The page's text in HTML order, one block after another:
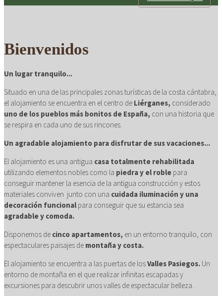
con mimo
CONFORTABLE
ambientes cálidos y
relajados
Bienvenidos
Un lugar tranquilo...
Situado en una de las principales zonas turísticas de la costa cántabra,
el alojamiento se encuentra en el centro de Liérganes, considerado
uno de los pueblos más bonitos de España, con una historia que
se respira en cada uno de sus rincones.
Un agradable alojamiento para disfrutar de sus vacaciones...
El alojamiento es una antigua casa totalmente rehabilitada
utilizando elementos nobles como la piedra y el roble para
conseguir mantener la esencia de la antigua construcción y estos
materiales conviven junto con una cuidada iluminación y una
decoración funcional para conseguir que su estancia sea
agradable y comoda.
Disponemos de cinco apartamentos, en un entorno tranquilo, con
espectaculares paisajes de montaña y costa.
El alojamiento se encuentra a las puertas de losValles Pasiegos. Un
entorno de montaña en el que realizar infinitas escapadas y
excursiones para descubrir unos valles de espectacular belleza.